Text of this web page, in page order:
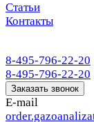
Статьи
Контакты
8-495-796-22-20
8-495-796-22-20
Заказать звонок
E-mail